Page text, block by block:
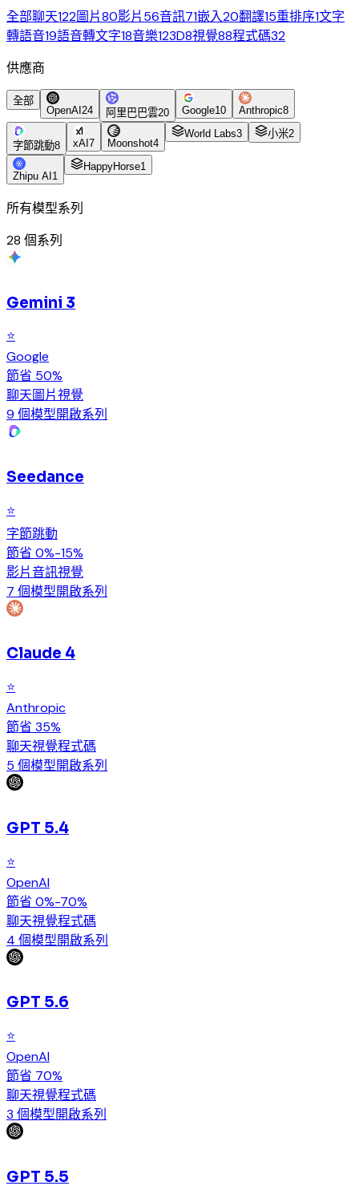
全部聊天122圖片80影片56音訊71嵌入20翻譯15重排序1文字
轉語音19語音轉文字18音樂123D8視覺88程式碼32
供應商
全部
OpenAI 24 阿里巴巴雲20 Google10 Anthropic8
字節跳動8 xAI 7 Moonshot4
World Labs3 小米2
Zhipu AI 1
HappyHorse1
所有模型系列
28 個系列
Gemini 3
⭐
Google
節省 50%
聊天圖片視覺
9 個模型開啟系列
Seedance
⭐
字節跳動
節省 0%-15%
影片音訊視覺
7 個模型開啟系列
Claude 4
⭐
Anthropic
節省 35%
聊天視覺程式碼
5 個模型開啟系列
GPT 5.4
⭐
OpenAI
節省 0%-70%
聊天視覺程式碼
4 個模型開啟系列
GPT 5.6
⭐
OpenAI
節省 70%
聊天視覺程式碼
3 個模型開啟系列
GPT 5.5